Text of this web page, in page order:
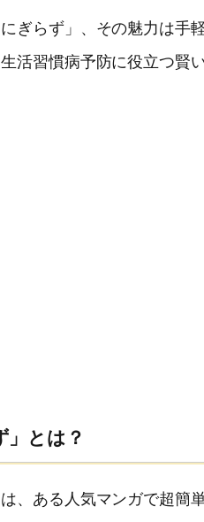
ぎらず」、その魅力は手
活習慣病予防に役立つ賢
」とは？
は、ある人気マンガで超